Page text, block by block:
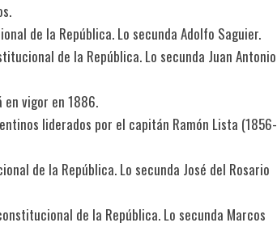
de la República. Lo secunda Adolfo Saguier.
de la República. Lo secunda Juan Antonio
en vigor en 1886.
liderados por el capitán Ramón Lista (1856-
de la República. Lo secunda José del Rosario
de la República. Lo secunda Marcos